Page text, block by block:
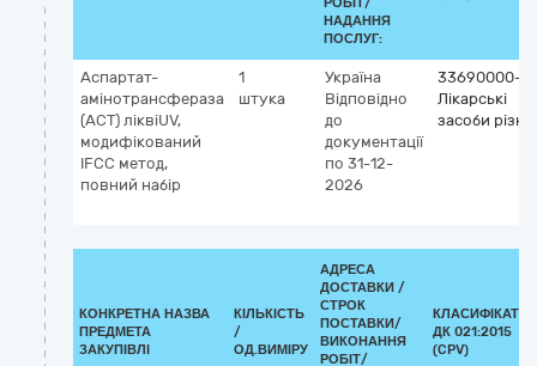
НАДАННЯ
ПОСЛУГ:
Аспартат-
амінотрансфераза
(ACT) ліквіUV,
модифікований
IFCC метод,
повний набір
1
штука
Україна
Відповідно
до
документації
по 31-12-
2026
33690000-3
Лікарські
засоби різні
КОНКРЕТНА НАЗВА
ПРЕДМЕТА
ЗАКУПІВЛІ
КІЛЬКІСТЬ
/
ОД.ВИМІРУ
АДРЕСА
ДОСТАВКИ /
СТРОК
ПОСТАВКИ/
ВИКОНАННЯ
РОБІТ/
КЛАСИФІКАТОР
ДК 021:2015
(CPV)